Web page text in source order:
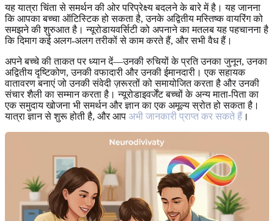
यह यात्रा चिंता से समर्थन की ओर परिप्रेक्ष्य बदलने के बारे में है। यह जानना
कि आपका बच्चा ऑटिस्टिक हो सकता है, उनके अद्वितीय मस्तिष्क वायरिंग को
समझने की शुरुआत है। न्यूरोडायवर्सिटी को अपनाने का मतलब यह पहचानना है
कि दिमाग कई अलग-अलग तरीकों से काम करते हैं, और सभी वैध हैं।
अपने बच्चे की ताकत पर ध्यान दें—उनकी रुचियों के प्रति उनका जुनून, उनका
अद्वितीय दृष्टिकोण, उनकी वफादारी और उनकी ईमानदारी। एक सहायक
वातावरण बनाएं जो उनकी संवेदी ज़रूरतों को समायोजित करता है और उनकी
संचार शैली का सम्मान करता है। न्यूरोडाइवर्जेंट बच्चों के अन्य माता-पिता का
एक समुदाय खोजना भी समर्थन और ज्ञान का एक अमूल्य स्रोत हो सकता है।
यात्रा ज्ञान से शुरू होती है, और आप अभी जानकारी प्राप्त कर सकते हैं ।